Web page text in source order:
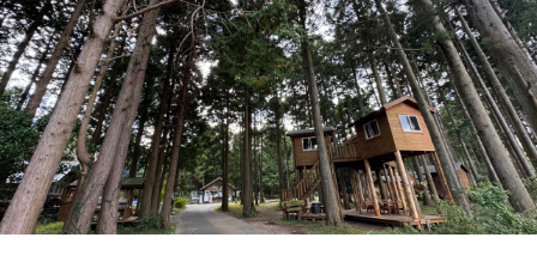
觀賞
玩樂
品味
活動
地區
西伊豆町
沼津市
特輯